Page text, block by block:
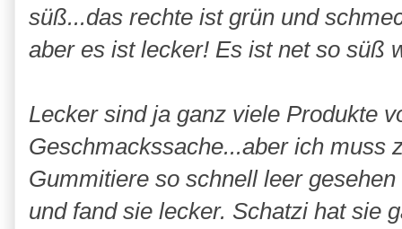
süß...das rechte ist grün und
aber es ist lecker! Es ist net so süß
Lecker sind ja ganz viele Produkte
Geschmackssache...aber ich muss
Gummitiere so schnell leer
und fand sie lecker. Schatzi hat sie